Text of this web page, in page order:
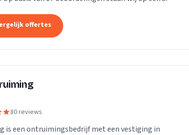
offertes
80 reviews
is een ontruimingsbedrijf met een vestiging in